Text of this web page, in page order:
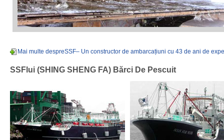
Mai multe despreSSF– Un constructor de ambarcațiuni cu 43 de ani de
SSFlui (SHING SHENG FA) Bărci De Pescuit